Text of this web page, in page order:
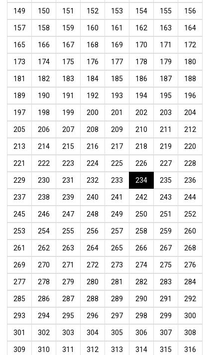
149 150 151 152 153 154 155 156
157 158 159 160 161 162 163 164
165 166 167 168 169 170 171 172
173 174 175 176 177 178 179 180
181 182 183 184 185 186 187 188
189 190 191 192 193 194 195 196
197 198 199 200 201 202 203 204
205 206 207 208 209 210 211 212
213 214 215 216 217 218 219 220
221 222 223 224 225 226 227 228
229 230 231 232 233 234 235 236
237 238 239 240 241 242 243 244
245 246 247 248 249 250 251 252
253 254 255 256 257 258 259 260
261 262 263 264 265 266 267 268
269 270 271 272 273 274 275 276
277 278 279 280 281 282 283 284
285 286 287 288 289 290 291 292
293 294 295 296 297 298 299 300
301 302 303 304 305 306 307 308
309 310 311 312 313 314 315 316